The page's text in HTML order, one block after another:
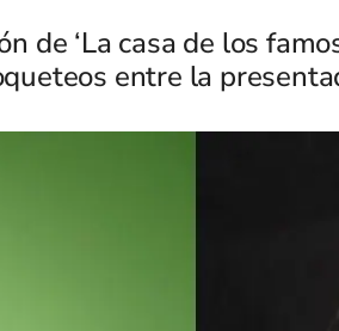
de ‘La casa de los
entre la